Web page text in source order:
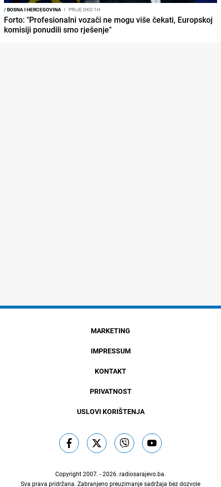
/BOSNA I HERCEGOVINA I PRIJE OKO 1H
Forto: "Profesionalni vozači ne mogu više čekati, Europskoj
komisiji ponudili smo rješenje"
MARKETING
IMPRESSUM
KONTAKT
PRIVATNOST
USLOVI KORIŠTENJA
Copyright 2007. - 2026. radiosarajevo.ba.
Sva prava pridržana. Zabranjeno preuzimanje sadržaja bez dozvole